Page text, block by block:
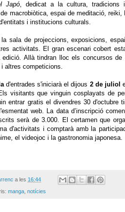
Japó, dedicat a la cultura, tradicions
macrobiòtica, espai de meditació,
i institucions culturals.
sala de projeccions, exposicions,
activitats. El gran escenari cobert
Allà tindran lloc els concursos de
altres competicions.
d'entrades s'iniciarà el dijous 2 de juliol
visitants que vinguin cosplayats de
entrar gratis el divendres 30 d'octubre
web. La data d’inscripció
serà de 3.000. El certamen que
d'activitats i comptarà amb la
el videojoc i la gastronomia japonesa.
a les 16:44
manga, notícies